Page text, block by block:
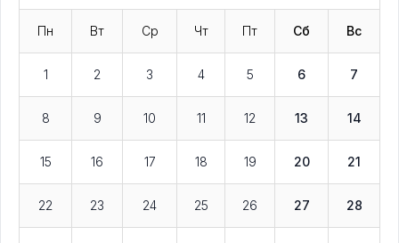
Пн Вт Ср Чт Пт Сб Вс
1 2 3 4 5 6 7
8 9 10 11 12 13 14
15 16 17 18 19 20 21
22 23 24 25 26 27 28